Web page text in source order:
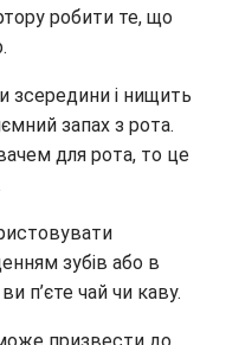
робити те, що
зсередини і нищить
запах з рота.
для рота, то це
зубів або в
п’єте чай чи каву.